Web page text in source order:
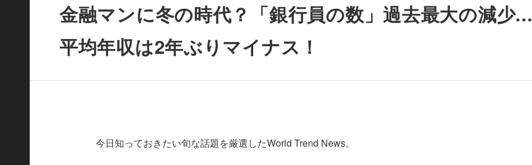
金融マンに冬の時代？「銀行員の数」過去最大の減少...
平均年収は2年ぶりマイナス！
今日知っておきたい旬な話題を厳選したWorld Trend News。